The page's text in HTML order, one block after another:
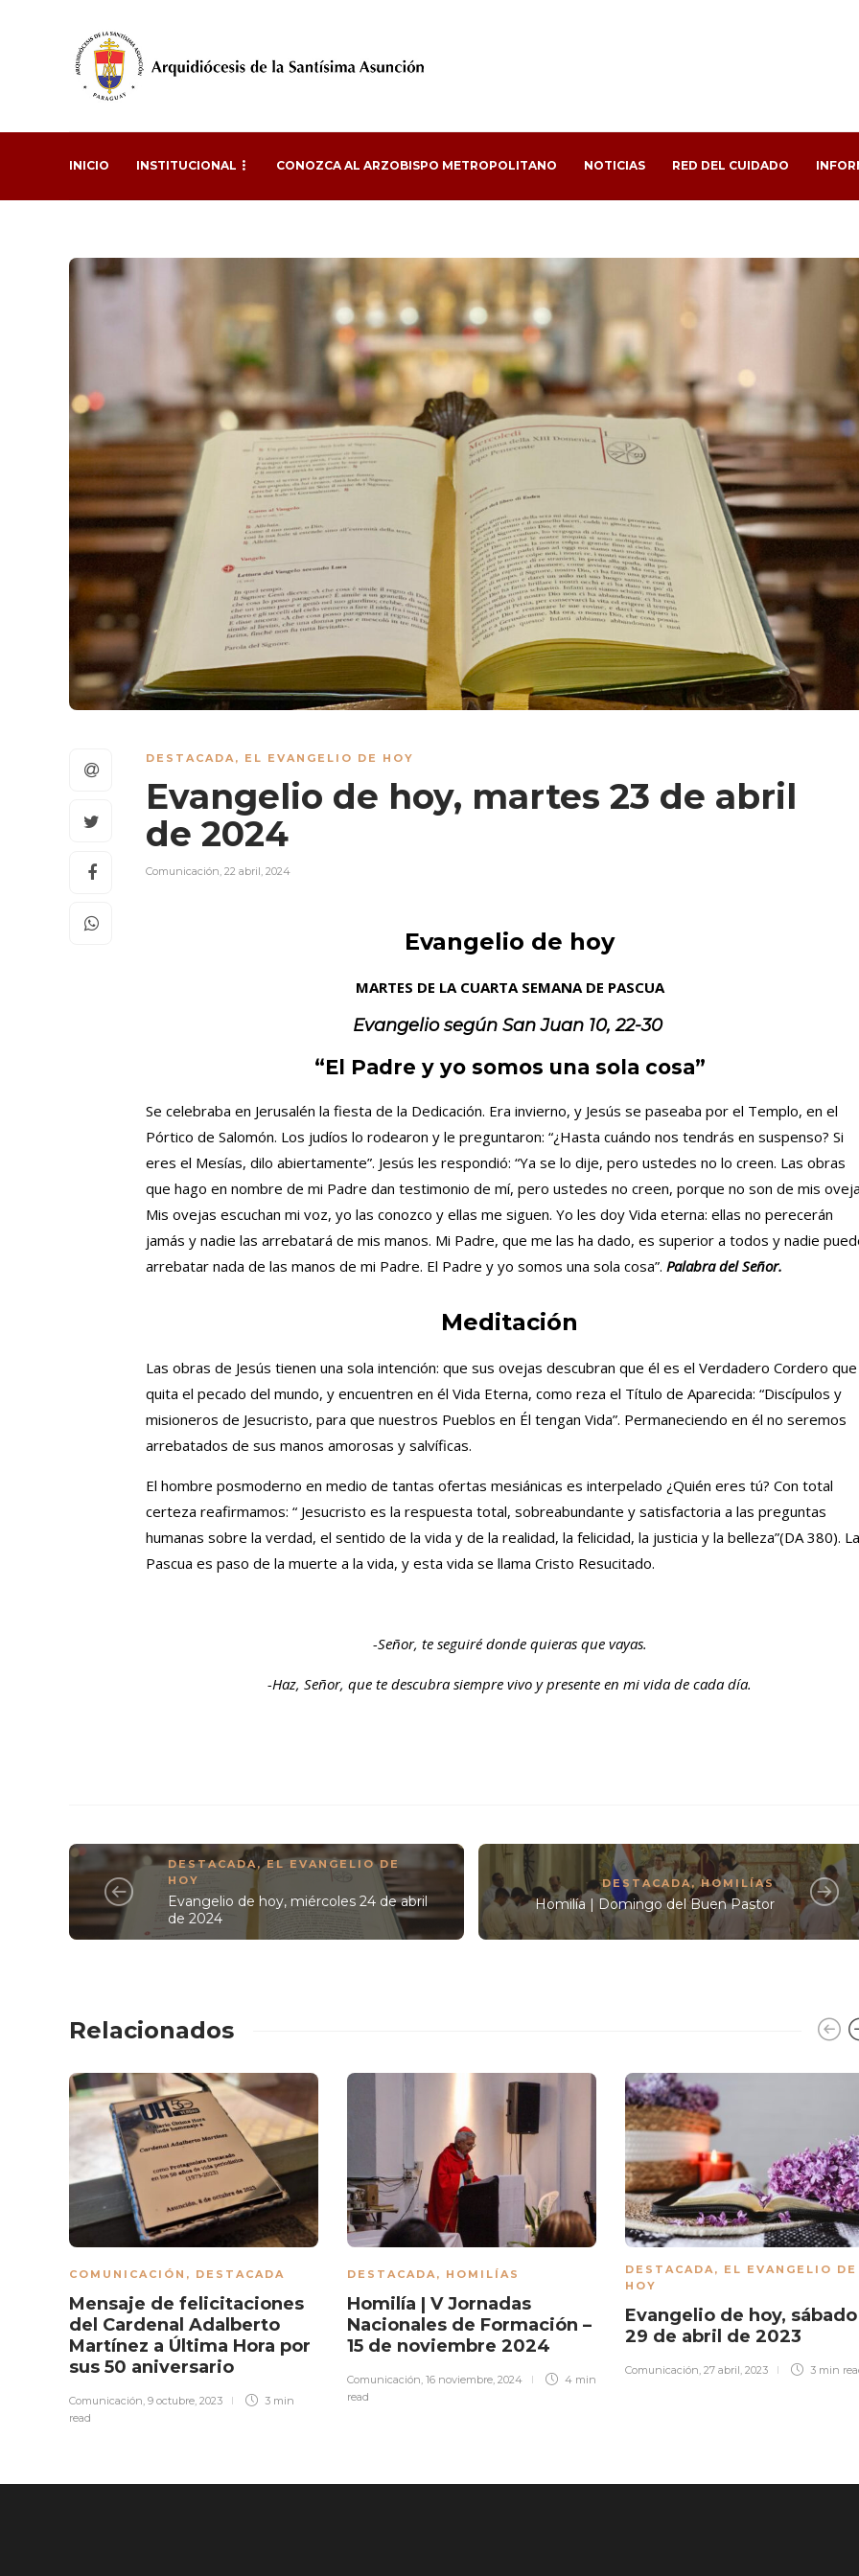
INICIO INSTITUCIONAL CONOZCA AL ARZOBISPO METROPOLITANO NOTICIAS RED DEL CUIDADO
DESTACADA, EL EVANGELIO DE HOY
Evangelio de hoy, martes 23 de abril
de 2024
Comunicación, 22 abril, 2024
Evangelio de hoy
MARTES DE LA CUARTA SEMANA DE PASCUA
Evangelio según SanJuan 10, 22-30
“El Padre y yo somos una sola cosa”
Se celebraba en Jerusalén la fiesta de la Dedicación. Era invierno, y Jesús se paseaba por el Templo, en el
Pórtico de Salomón. Los judíos lo rodearon y le preguntaron: “¿Hasta cuándo nos tendrás en suspenso? Si
eres el Mesías, dilo abiertamente”. Jesús les respondió: “Ya se lo dije, pero ustedes no lo creen. Las obras
que hago en nombre de mi Padre dan testimonio de mí, pero ustedes no creen, porque no son de mis
Mis ovejas escuchan mi voz, yo las conozco y ellas me siguen. Yo les doy Vida eterna: ellas no perecerán
jamás y nadie las arrebatará de mis manos. Mi Padre, que me las ha dado, es superior a todos y nadie
arrebatar nada de las manos de mi Padre. El Padre y yo somos una sola cosa”. Palabra del Señor.
Meditación
Las obras de Jesús tienen una sola intención: que sus ovejas descubran que él es el Verdadero Cordero que
quita el pecado del mundo, y encuentren en él Vida Eterna, como reza el Título de Aparecida: “Discípulos y
misioneros de Jesucristo, para que nuestros Pueblos en Él tengan Vida”. Permaneciendo en él no seremos
arrebatados de sus manos amorosas y salvíficas.
El hombre posmoderno en medio de tantas ofertas mesiánicas es interpelado ¿Quién eres tú? Con total
certeza reafirmamos: “ Jesucristo es la respuesta total, sobreabundante y satisfactoria a las preguntas
humanas sobre la verdad, el sentido de la vida y de la realidad, la felicidad, la justicia y la belleza”(DA 380). La
Pascua es paso de la muerte a la vida, y esta vida se llama Cristo Resucitado.
-Señor, te seguiré donde quieras que vayas.
-Haz, Señor, que te descubra siempre vivo y presente en mi vida de cada día.
DESTACADA,EL EVANGELIO DE
HOY
Evangelio de hoy, miércoles 24 de abril
de 2024
DESTACADA,HOMILÍAS
Homilía | Domingo del Buen Pastor
Relacionados
COMUNICACIÓN , DESTACADA
Mensaje de felicitaciones
del Cardenal Adalberto
Martínez a Última Hora por
sus 50 aniversario
Comunicación, 9 octubre, 2023
3 min
read
DESTACADA, HOMILÍAS
Homilía | V Jornadas
Nacionales de Formación –
15 de noviembre 2024
Comunicación, 16 noviembre, 2024
4 min
read
DESTACADA, EL EVANGELIO DE
HOY
Evangelio de hoy, sábado
29 de abril de 2023
Comunicación, 27 abril, 2023 3 min